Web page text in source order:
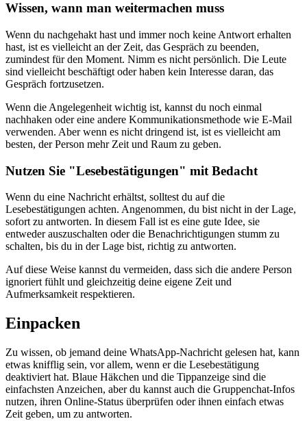
Wissen, wann man weitermachen muss
Wenn du nachgehakt hast und immer noch keine Antwort erhalten
hast, ist es vielleicht an der Zeit, das Gespräch zu beenden,
zumindest für den Moment. Nimm es nicht persönlich. Die Leute
sind vielleicht beschäftigt oder haben kein Interesse daran, das
Gespräch fortzusetzen.
Wenn die Angelegenheit wichtig ist, kannst du noch einmal
nachhaken oder eine andere Kommunikationsmethode wie E-Mail
verwenden. Aber wenn es nicht dringend ist, ist es vielleicht am
besten, der Person mehr Zeit und Raum zu geben.
Nutzen Sie "Lesebestätigungen" mit Bedacht
Wenn du eine Nachricht erhältst, solltest du auf die
Lesebestätigungen achten. Angenommen, du bist nicht in der Lage,
sofort zu antworten. In diesem Fall ist es eine gute Idee, sie
entweder auszuschalten oder die Benachrichtigungen stumm zu
schalten, bis du in der Lage bist, richtig zu antworten.
Auf diese Weise kannst du vermeiden, dass sich die andere Person
ignoriert fühlt und gleichzeitig deine eigene Zeit und
Aufmerksamkeit respektieren.
Einpacken
Zu wissen, ob jemand deine WhatsApp-Nachricht gelesen hat, kann
etwas knifflig sein, vor allem, wenn er die Lesebestätigung
deaktiviert hat. Blaue Häkchen und die Tippanzeige sind die
einfachsten Anzeichen, aber du kannst auch die Gruppenchat-Infos
nutzen, ihren Online-Status überprüfen oder ihnen einfach etwas
Zeit geben, um zu antworten.